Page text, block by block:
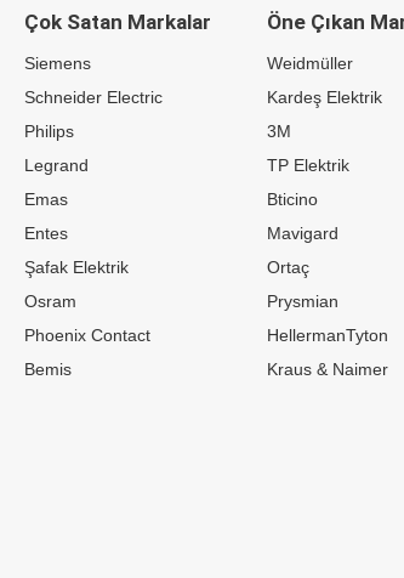
Çok Satan Markalar
Siemens
Schneider Electric
Philips
Legrand
Emas
Entes
Şafak Elektrik
Osram
Phoenix Contact
Bemis
Öne Çıkan
Weidmüller
Kardeş Elektrik
3M
TP Elektrik
Bticino
Mavigard
Ortaç
Prysmian
HellermanTyton
Kraus & Naimer